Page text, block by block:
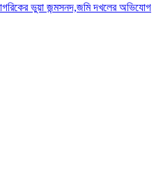
ভুয়া জন্মসনদ,জমি দখলের অভিযোগ